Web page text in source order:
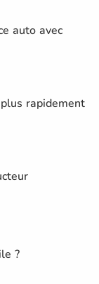
auto avec
rapidement
?